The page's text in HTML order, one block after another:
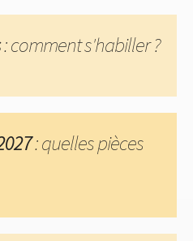
: comment s'habiller ?
: quelles pièces